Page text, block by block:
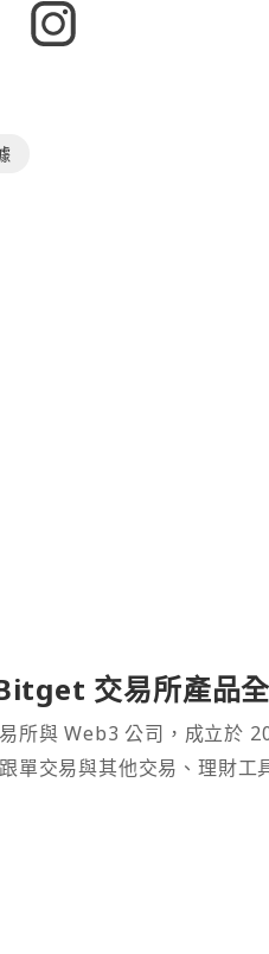
交易所產品全
所與 Web3 公司，成立於
單交易與其他交易、理財工